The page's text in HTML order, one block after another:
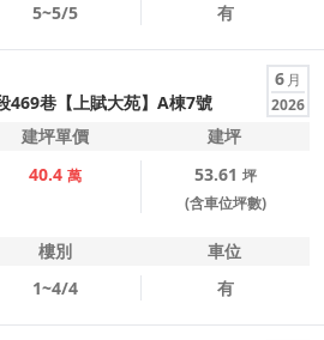
5~5/5 有
469巷【上賦大苑】A棟7號
6 月
2026
建坪單價
建坪
40.4 萬 53.61 坪
(含車位坪數)
樓別
車位
1~4/4 有